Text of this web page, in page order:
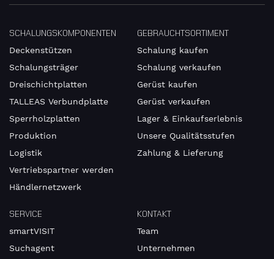
SCHALUNGSKOMPONENTEN
Deckenstützen
Schalungsträger
Dreischichtplatten
TALLEAS Verbundplatte
Sperrholzplatten
Produktion
Logistik
Vertriebspartner werden
Händlernetzwerk
GEBRAUCHTSORTIMENT
Schalung kaufen
Schalung verkaufen
Gerüst kaufen
Gerüst verkaufen
Lager & Einkaufserlebnis
Unsere Qualitätsstufen
Zahlung & Lieferung
SERVICE
smartVISIT
Suchagent
KONTAKT
Team
Unternehmen